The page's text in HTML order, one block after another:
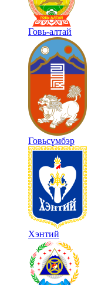
Говь-алтай
Говьсүмбэр
Хэнтий